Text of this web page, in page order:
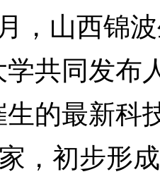
山西锦波
共同发布
的最新科
，初步形